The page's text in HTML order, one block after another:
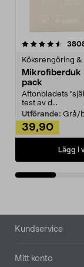
Köksrengöring &
Mikrofiberduk
pack
Aftonbladets
test av d...
Utförande: Grå/
39,90
Lägg i
4.0av 5
Sidfot
Kundservice
Mitt konto